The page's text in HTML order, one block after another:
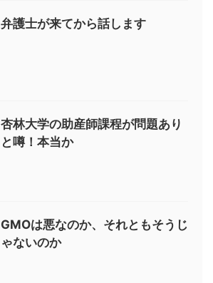
弁護士が来てから話します
杏林大学の助産師課程が問題あり
と噂！本当か
GMOは悪なのか、それともそうじ
ゃないのか